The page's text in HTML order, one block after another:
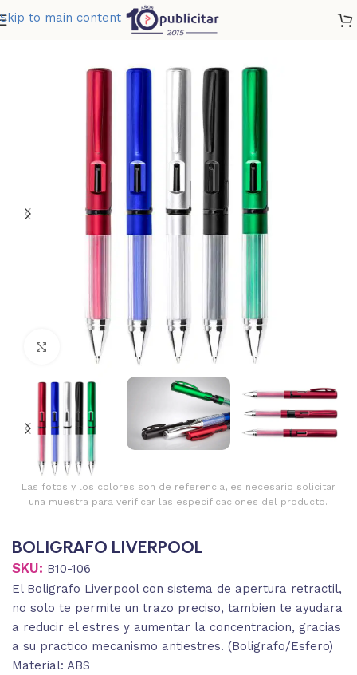
Skip to main content
BOLIGRAFO LIVERPOOL
Clic para ampliar
Las fotos y los colores son de referencia, es necesario solicitar
una muestra para verificar las especificaciones del producto.
BOLIGRAFO LIVERPOOL
SKU: B10-106
El Boligrafo Liverpool con sistema de apertura retractil,
no solo te permite un trazo preciso, tambien te ayudara
a reducir el estres y aumentar la concentracion, gracias
a su practico mecanismo antiestres. (Boligrafo/Esfero)
Material: ABS